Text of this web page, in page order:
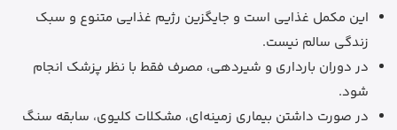
این مکمل غذایی است و جایگزین رژیم غذایی متنوع و سبک
زندگی سالم نیست.
در دوران بارداری و شیردهی، مصرف فقط با نظر پزشک انجام
شود.
در صورت داشتن بیماری زمینه‌ای، مشکلات کلیوی، سابقه سنگ